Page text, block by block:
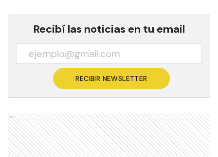
Recibí las noticias en tu email
RECIBIR NEWSLETTER
Ads